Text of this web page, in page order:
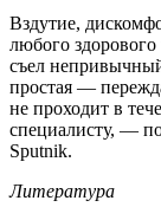
Вздутие,
любого
съел
простая —
не проходит в
специалисту, —
Sputnik.
Литература